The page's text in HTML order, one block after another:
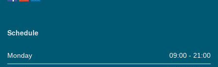
Schedule
Monday 09:00 - 21:00